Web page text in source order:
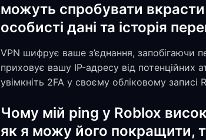
можуть спробувати вкрасти
особисті дані та історія
VPN шифрує ваше з’єднання, запобігаючи
приховує вашу IP-адресу від потенційних
увімкніть 2FA у своєму обліковому записі
Чому мій ping у Roblox
як я можу його покращити,